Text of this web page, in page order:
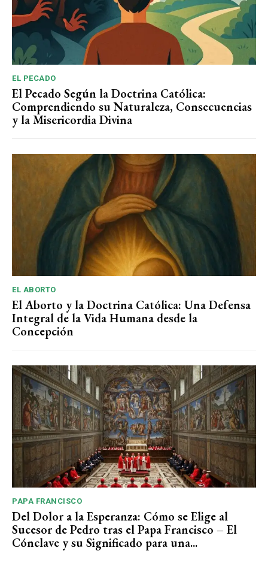
EL PECADO
El Pecado Según la Doctrina Católica:
Comprendiendo su Naturaleza, Consecuencias
y la Misericordia Divina
EL ABORTO
El Aborto y la Doctrina Católica: Una Defensa
Integral de la Vida Humana desde la
Concepción
PAPA FRANCISCO
Del Dolor a la Esperanza: Cómo se Elige al
Sucesor de Pedro tras el Papa Francisco – El
Cónclave y su Significado para una...